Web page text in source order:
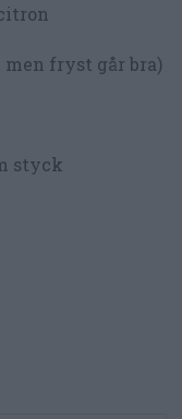
fryst går bra)
styck